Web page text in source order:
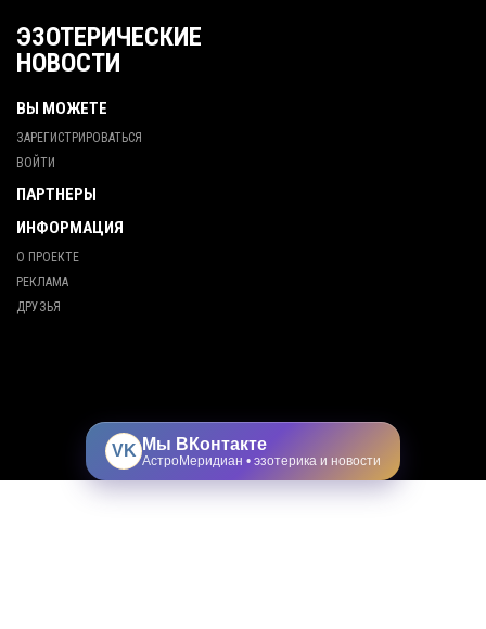
ЭЗОТЕРИЧЕСКИЕ
НОВОСТИ
ВЫ МОЖЕТЕ
ЗАРЕГИСТРИРОВАТЬСЯ
ВОЙТИ
ПАРТНЕРЫ
ИНФОРМАЦИЯ
О ПРОЕКТЕ
РЕКЛАМА
ДРУЗЬЯ
VK Мы ВКонтакте
АстроМеридиан • эзотерика и новости